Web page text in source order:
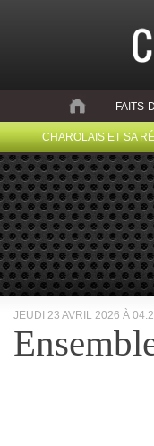
FAITS-
CHAROLAIS ET SA
JEUDI 23 AVRIL 2026 À